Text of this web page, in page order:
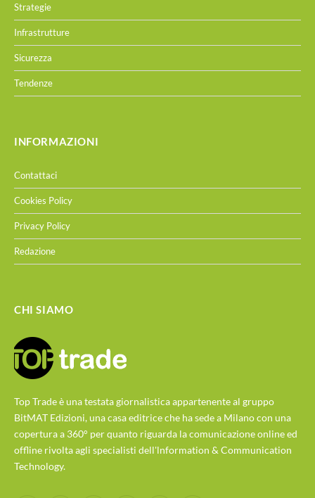
Strategie
Infrastrutture
Sicurezza
Tendenze
INFORMAZIONI
Contattaci
Cookies Policy
Privacy Policy
Redazione
CHI SIAMO
Top Trade è una testata giornalistica appartenente al gruppo
BitMAT Edizioni, una casa editrice che ha sede a Milano con una
copertura a 360° per quanto riguarda la comunicazione online ed
offline rivolta agli specialisti dell'lnformation & Communication
Technology.